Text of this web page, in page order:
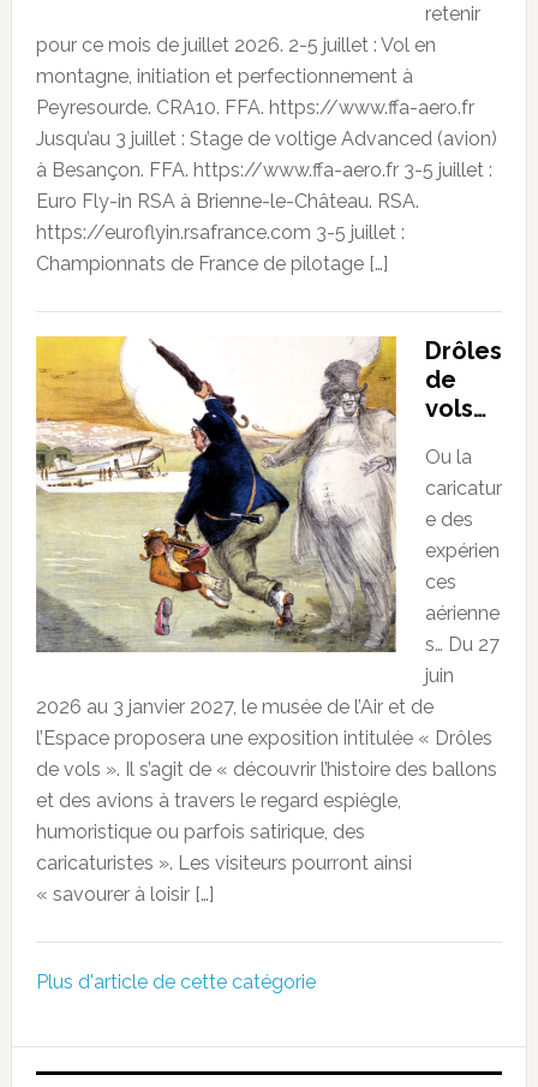
retenir
pour ce mois de juillet 2026. 2-5 juillet : Vol en
montagne, initiation et perfectionnement à
Peyresourde. CRA10. FFA. https://www.ffa-aero.fr
Jusqu’au 3 juillet : Stage de voltige Advanced (avion)
à Besançon. FFA. https://www.ffa-aero.fr 3-5 juillet :
Euro Fly-in RSA à Brienne-le-Château. RSA.
https://euroflyin.rsafrance.com 3-5 juillet :
Championnats de France de pilotage […]
Drôles
de
vols…
Ou la
caricatur
e des
expérien
ces
aérienne
s… Du 27
juin
2026 au 3 janvier 2027, le musée de l’Air et de
l’Espace proposera une exposition intitulée « Drôles
de vols ». Il s’agit de « découvrir l’histoire des ballons
et des avions à travers le regard espiègle,
humoristique ou parfois satirique, des
caricaturistes ». Les visiteurs pourront ainsi
« savourer à loisir […]
Plus d'article de cette catégorie